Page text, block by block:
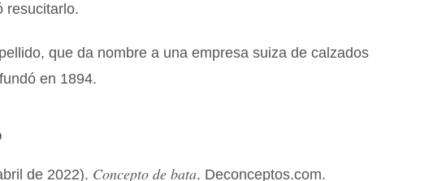
resucitarlo.
que da nombre a una empresa suiza de calzados
en 1894.
de 2022). Concepto de bata. Deconceptos.com.